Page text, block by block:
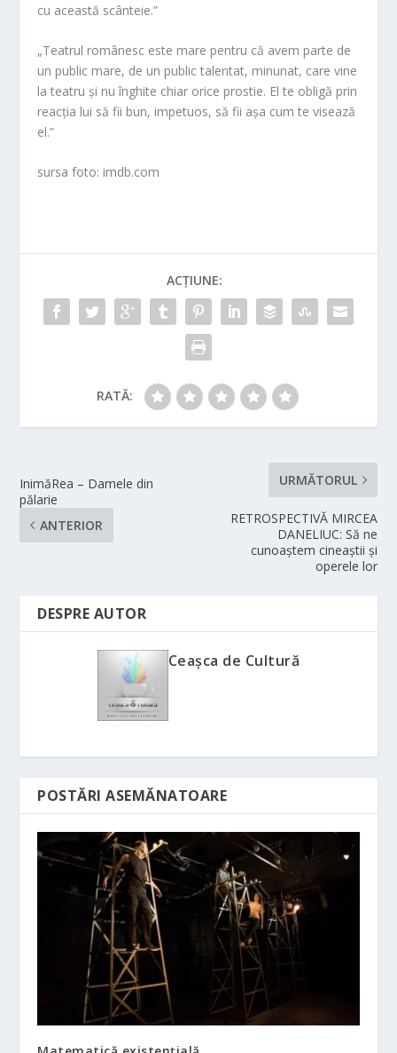
cu această scânteie.”
„Teatrul românesc este mare pentru că avem parte de
un public mare, de un public talentat, minunat, care vine
la teatru și nu înghite chiar orice prostie. El te obligă prin
reacția lui să fii bun, impetuos, să fii așa cum te visează
el.”
sursa foto: imdb.com
ACȚIUNE:
RATĂ:
InimăRea – Damele din
pălarie
ANTERIOR
URMĂTORUL
RETROSPECTIVĂ MIRCEA
DANELIUC: Să ne
cunoaștem cineaștii și
operele lor
DESPRE AUTOR
Ceașca de Cultură
POSTĂRI ASEMĂNATOARE